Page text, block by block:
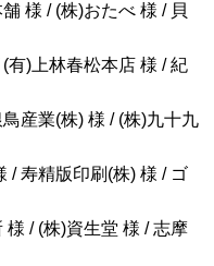
様 / (株)おたべ 様 / 貝
有)上林春松本店 様 / 紀
産業(株) 様 / (株)九十九
/ 寿精版印刷(株) 様 / ゴ
/ (株)資生堂 様 / 志摩